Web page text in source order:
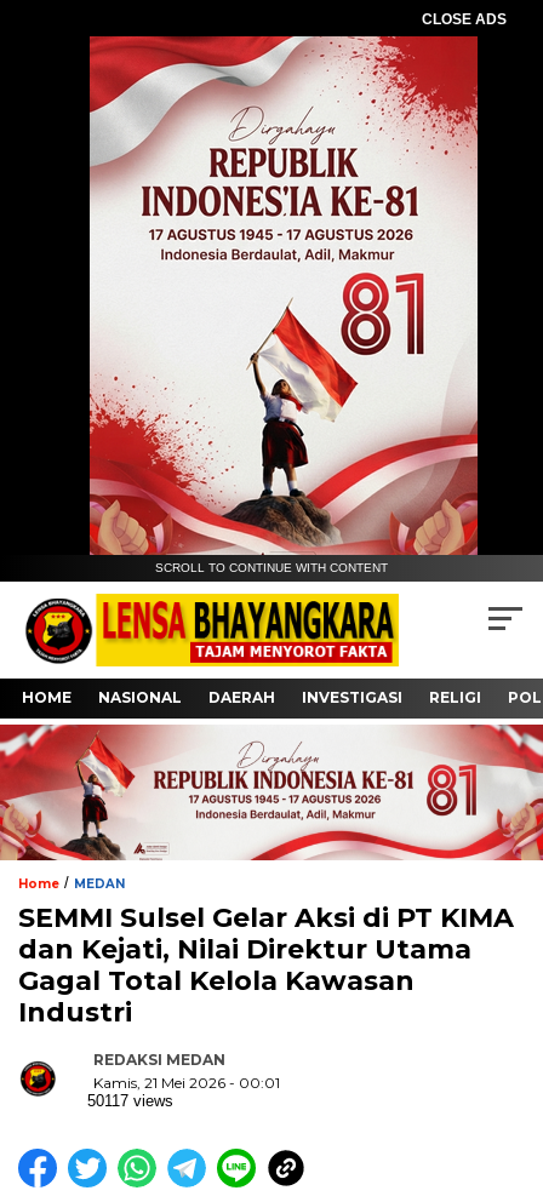
CLOSE ADS
SCROLL TO CONTINUE WITH CONTENT
HOME NASIONAL DAERAH INVESTIGASI RELIGI
Home / MEDAN
SEMMI Sulsel Gelar Aksi di PT KIMA
dan Kejati, Nilai Direktur Utama
Gagal Total Kelola Kawasan
Industri
REDAKSI MEDAN
Kamis, 21 Mei 2026 - 00:01
50117 views